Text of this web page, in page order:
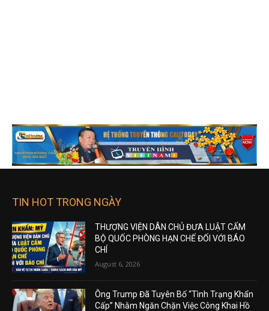
TIN HOT TRONG NGÀY
THƯỢNG VIỆN DÂN CHỦ ĐƯA LUẬT CẤM
BỘ QUỐC PHÒNG HẠN CHẾ ĐỐI VỚI BÁO
CHÍ
August 6, 2026
Ông Trump Đã Tuyên Bố “Tình Trạng Khẩn
Cấp” Nhằm Ngăn Chặn Việc Công Khai Hồ